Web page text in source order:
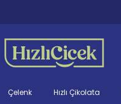
Çelenk Hızlı Çikolata